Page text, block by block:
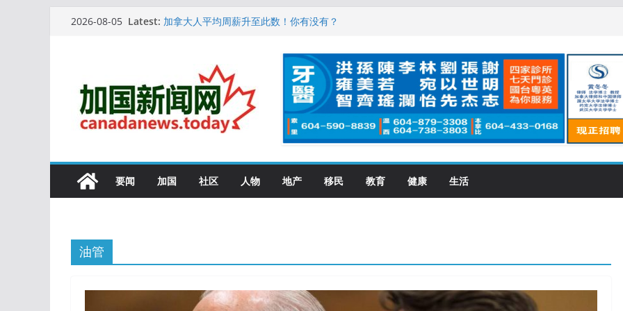
2026-08-05 Latest: 10万人排队入籍加拿大！美占一半，现在申请要等19个月
特鲁多半裸与水果姐海滩激吻! 热恋一年感情持续升温
更多名校恢复SAT 考试，新学年大学申请开跑7个大不同
要闻 加国 社区 人物 地产 移民 教育 健康 生活
油管